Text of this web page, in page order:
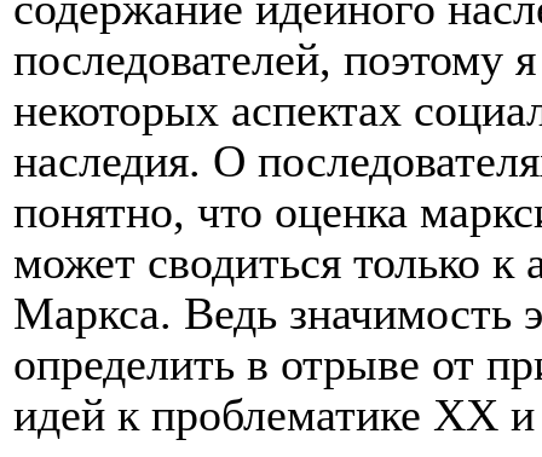
последователей, поэтому
некоторых аспектах
наследия. О
понятно, что оценка
может сводиться только к
Маркса. Ведь значимость
определить в отрыве от
идей к проблематике XX